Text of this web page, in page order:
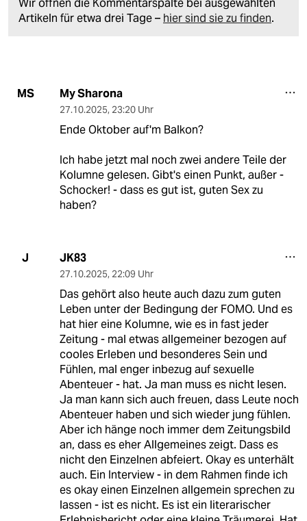
Artikeln für etwa drei Tage – hier sind sie zu finden.
MS My Sharona
27.10.2025, 23:20 Uhr
Ende Oktober auf'm Balkon?
Ich habe jetzt mal noch zwei andere Teile der
Kolumne gelesen. Gibt's einen Punkt, außer -
Schocker! - dass es gut ist, guten Sex zu
haben?
J JK83
27.10.2025, 22:09 Uhr
Das gehört also heute auch dazu zum guten
Leben unter der Bedingung der FOMO. Und es
hat hier eine Kolumne, wie es in fast jeder
Zeitung - mal etwas allgemeiner bezogen auf
cooles Erleben und besonderes Sein und
Fühlen, mal enger inbezug auf sexuelle
Abenteuer - hat. Ja man muss es nicht lesen.
Ja man kann sich auch freuen, dass Leute noch
Abenteuer haben und sich wieder jung fühlen.
Aber ich hänge noch immer dem Zeitungsbild
an, dass es eher Allgemeines zeigt. Dass es
nicht den Einzelnen abfeiert. Okay es unterhält
auch. Ein Interview - in dem Rahmen finde ich
es okay einen Einzelnen allgemein sprechen zu
lassen - ist es nicht. Es ist ein literarischer